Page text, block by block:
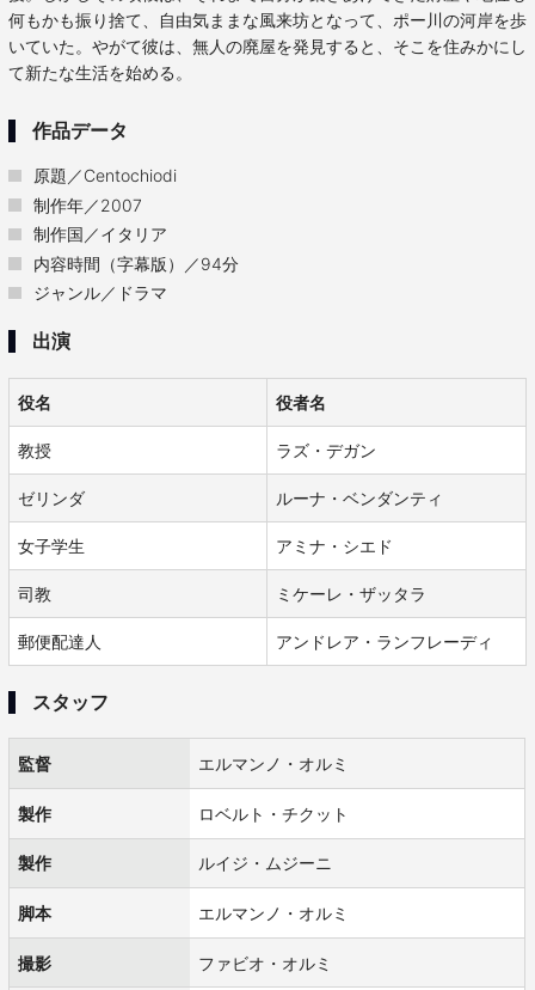
何もかも振り捨て、自由気ままな風来坊となって、ポー川の河岸を歩
いていた。やがて彼は、無人の廃屋を発見すると、そこを住みかにし
て新たな生活を始める。
作品データ
原題／Centochiodi
制作年／2007
制作国／イタリア
内容時間（字幕版）／94分
ジャンル／ドラマ
出演
役名 役者名
教授 ラズ・デガン
ゼリンダ ルーナ・ベンダンティ
女子学生 アミナ・シエド
司教 ミケーレ・ザッタラ
郵便配達人 アンドレア・ランフレーディ
スタッフ
監督 エルマンノ・オルミ
製作 ロベルト・チクット
製作 ルイジ・ムジーニ
脚本 エルマンノ・オルミ
撮影 ファビオ・オルミ